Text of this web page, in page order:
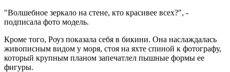
"Волшебное зеркало на стене, кто красивее всех?", -
подписала фото модель.
Кроме того, Роуз показала себя в бикини. Она наслаждалась
живописным видом у моря, стоя на яхте спиной к фотографу,
который крупным планом запечатлел пышные формы ее
фигуры.